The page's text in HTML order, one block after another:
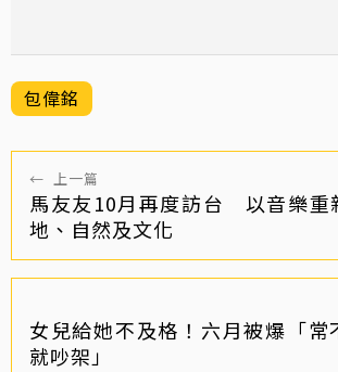
包偉銘
← 上一篇
馬友友10月再度訪台 以音樂重
地、自然及文化
女兒給她不及格！六月被爆「常
就吵架」